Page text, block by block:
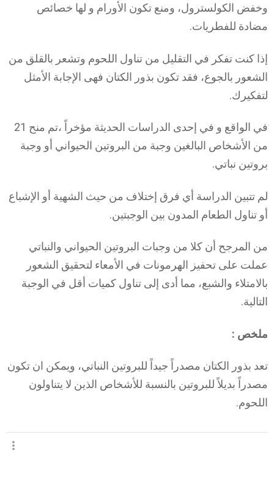
وخفض الكولسترول، ومنع تكون الأورام و لها خصائص
مضادة للفطريات.
إذا كنت تفكر في التقليل من تناول اللحوم وتشعر بالقلق من
الشعور بالجوع، فقد تكون بذور الكتان فهى الإجابة الأمثل
لتفكيرك.
في الواقع و في إحدى الدراسات الحديثة مؤخراً ،تم منح 21
من الأشخاص البالغين وجبة من البروتين الحيواني أو وجبة
بروتين نباتي.
لم تتبين الدراسة أي فرق إختلاف من حيث الشهية أو الإشباع
أو تناول الطعام المدون بين الوجبتين.
من المرجح أن كلا من وجبات البروتين الحيواني والنباتي
عملت على تحفيز الهرمونات في الأمعاء لتحقيق الشعور
بالامتلاء والشبع، مما أدى إلى تناول كميات أقل في الوجبة
التالية.
ملخص :
تعد بذور الكتان مصدراً جيداً للبروتين النباتي، ويمكن ان تكون
مصدراً بديلاً للبروتين بالنسبة للأشخاص الذين لا يتناولون
اللحوم.